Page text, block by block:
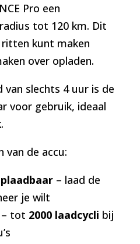
Pro een
tot 120 km. Dit
kunt maken
over opladen.
van slechts 4 uur is de
voor gebruik, ideaal
van de accu:
– laad de
je wilt
– tot 2000 laadcycli bij